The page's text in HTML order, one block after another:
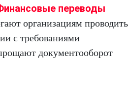
переводы
организациям проводить
с требованиями
документооборот